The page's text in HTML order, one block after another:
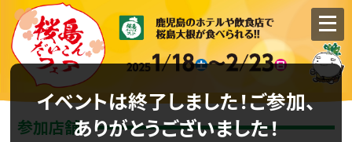
イベントは終了しました！ご参加、
ありがとうございました！
参加店舗